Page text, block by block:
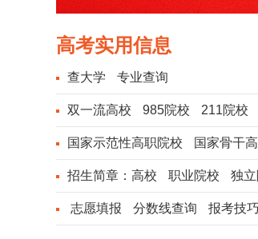
高考实用信息
查大学 专业查询
双一流高校 985院校 211院校
国家示范性高职院校 国家骨干
招生简章： 高校 职业院校 独
院校志愿填报 分数线查询 报考技巧